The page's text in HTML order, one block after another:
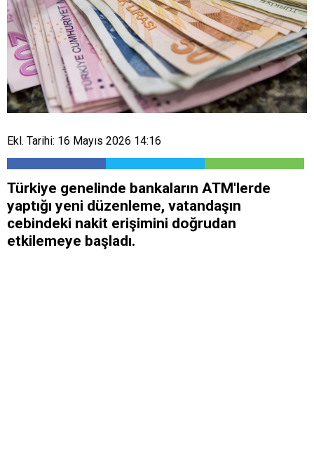
Ekl. Tarihi: 16 Mayıs 2026 14:16
Türkiye genelinde bankaların ATM'lerde
yaptığı yeni düzenleme, vatandaşın
cebindeki nakit erişimini doğrudan
etkilemeye başladı.